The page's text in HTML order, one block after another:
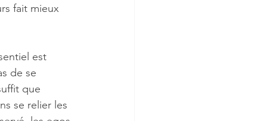
fait mieux
est
de se
que
se relier les